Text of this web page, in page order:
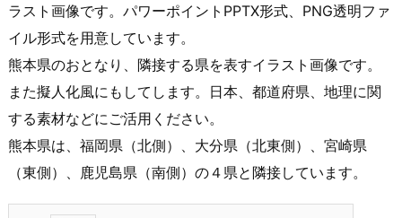
ラスト画像です。パワーポイントPPTX形式、PNG透明ファ
イル形式を用意しています。
熊本県のおとなり、隣接する県を表すイラスト画像です。
また擬人化風にもしてします。日本、都道府県、地理に関
する素材などにご活用ください。
熊本県は、福岡県（北側）、大分県（北東側）、宮崎県
（東側）、鹿児島県（南側）の４県と隣接しています。